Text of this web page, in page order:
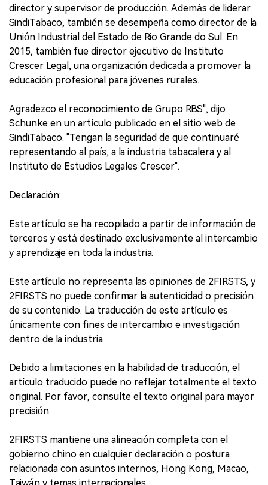
director y supervisor de producción. Además de liderar
SindiTabaco, también se desempeña como director de la
Unión Industrial del Estado de Rio Grande do Sul. En
2015, también fue director ejecutivo de Instituto
Crescer Legal, una organización dedicada a promover la
educación profesional para jóvenes rurales.
Agradezco el reconocimiento de Grupo RBS", dijo
Schunke en un artículo publicado en el sitio web de
SindiTabaco. "Tengan la seguridad de que continuaré
representando al país, a la industria tabacalera y al
Instituto de Estudios Legales Crescer".
Declaración:
Este artículo se ha recopilado a partir de información de
terceros y está destinado exclusivamente al intercambio
y aprendizaje en toda la industria.
Este artículo no representa las opiniones de 2FIRSTS, y
2FIRSTS no puede confirmar la autenticidad o precisión
de su contenido. La traducción de este artículo es
únicamente con fines de intercambio e investigación
dentro de la industria.
Debido a limitaciones en la habilidad de traducción, el
artículo traducido puede no reflejar totalmente el texto
original. Por favor, consulte el texto original para mayor
precisión.
2FIRSTS mantiene una alineación completa con el
gobierno chino en cualquier declaración o postura
relacionada con asuntos internos, Hong Kong, Macao,
Taiwán y temas internacionales.